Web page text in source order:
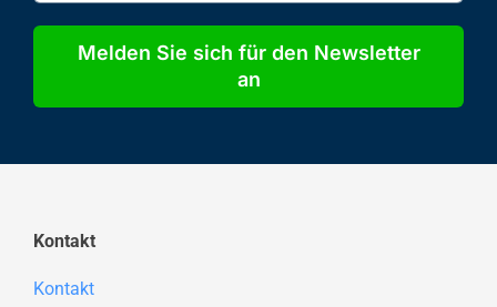
Melden Sie sich für den Newsletter
an
Kontakt
Kontakt